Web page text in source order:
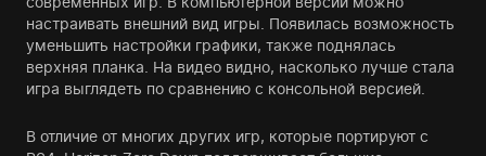
настраивать внешний вид игры. Появилась возможность
уменьшить настройки графики, также поднялась
верхняя планка. На видео видно, насколько лучше стала
игра выглядеть по сравнению с консольной версией.
В отличие от многих других игр, которые портируют с